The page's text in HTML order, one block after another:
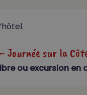
Journée sur la
ou excursion en